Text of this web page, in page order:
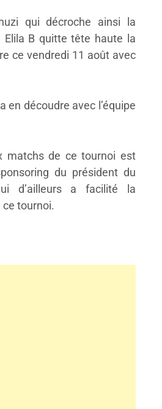
qui décroche ainsi la
B quitte tête haute la
ce vendredi 11 août avec
en découdre avec l’équipe
matchs de ce tournoi est
du président du
d’ailleurs a facilité la
tournoi.